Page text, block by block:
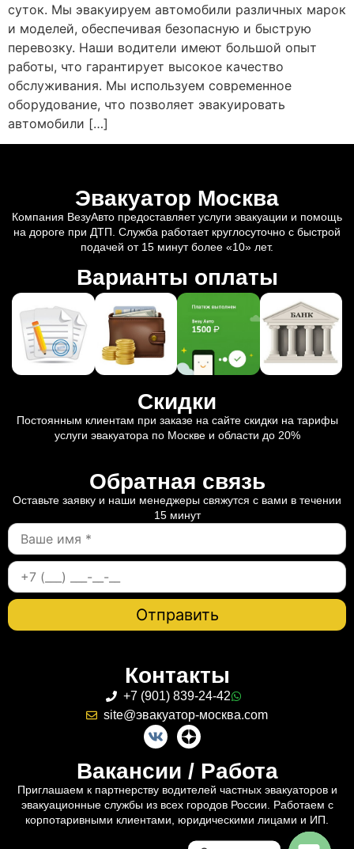
суток. Мы эвакуируем автомобили различных марок
и моделей, обеспечивая безопасную и быструю
перевозку. Наши водители имеют большой опыт
работы, что гарантирует высокое качество
обслуживания. Мы используем современное
оборудование, что позволяет эвакуировать
автомобили […]
Эвакуатор Москва
Компания ВезуАвто предоставляет услуги эвакуации и помощь
на дороге при ДТП. Служба работает круглосуточно с быстрой
подачей от 15 минут более «10» лет.
Варианты оплаты
Скидки
Постоянным клиентам при заказе на сайте скидки на тарифы
услуги эвакуатора по Москве и области до 20%
Обратная связь
Оставьте заявку и наши менеджеры свяжутся с вами в течении
15 минут
Контакты
+7 (901) 839-24-42
site@эвакуатор-москва.com
Вакансии / Работа
Приглашаем к партнерству водителей частных эвакуаторов и
эвакуационные службы из всех городов России. Работаем с
корпотаривными клиентами, юридическими лицами и ИП.